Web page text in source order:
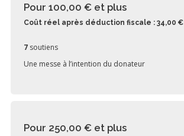
Pour 100,00 € et plus
Coût réel après déduction fiscale : 34,00 €
7 soutiens
Une messe à l’intention du donateur
Pour 250,00 € et plus